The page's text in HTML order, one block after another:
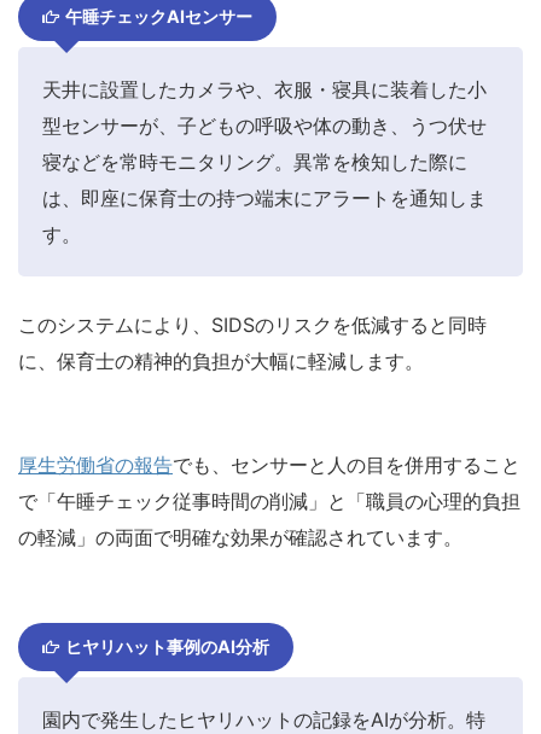
午睡チェックAIセンサー
天井に設置したカメラや、衣服・寝具に装着した小
型センサーが、子どもの呼吸や体の動き、うつ伏せ
寝などを常時モニタリング。異常を検知した際に
は、即座に保育士の持つ端末にアラートを通知しま
す。
このシステムにより、SIDSのリスクを低減すると同時
に、保育士の精神的負担が大幅に軽減します。
厚生労働省の報告でも、センサーと人の目を併用すること
で「午睡チェック従事時間の削減」と「職員の心理的負担
の軽減」の両面で明確な効果が確認されています。
ヒヤリハット事例のAI分析
園内で発生したヒヤリハットの記録をAIが分析。特